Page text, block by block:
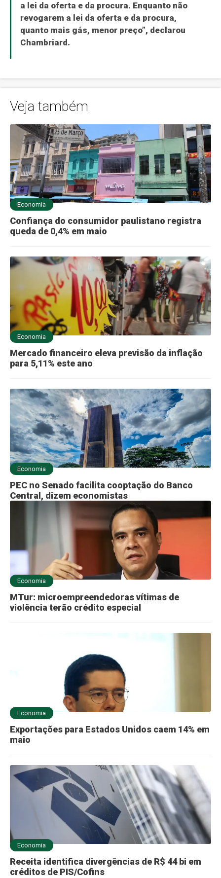
a lei da oferta e da procura. Enquanto não
revogarem a lei da oferta e da procura,
quanto mais gás, menor preço”, declarou
Chambriard.
Veja também
Economia
Confiança do consumidor paulistano registra
queda de 0,4% em maio
Economia
Mercado financeiro eleva previsão da inflação
para 5,11% este ano
Economia
PEC no Senado facilita cooptação do Banco
Central, dizem economistas
Economia
MTur: microempreendedoras vítimas de
violência terão crédito especial
Economia
Exportações para Estados Unidos caem 14% em
maio
Economia
Receita identifica divergências de R$ 44 bi em
créditos de PIS/Cofins